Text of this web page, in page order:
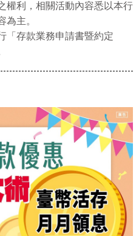
權利，相關活動內容悉以本行
為主。
「存款業務申請書暨約定